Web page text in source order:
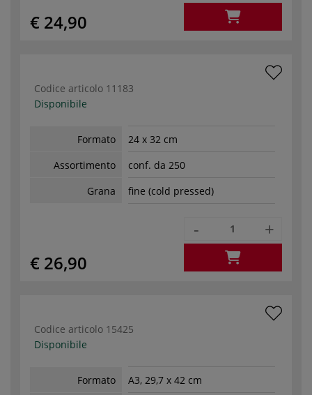
€ 24,90
Codice articolo 11183
Disponibile
Formato
24 x 32 cm
Assortimento
conf. da 250
Grana
fine (cold pressed)
€ 26,90
- +
Codice articolo 15425
Disponibile
Formato
A3, 29,7 x 42 cm